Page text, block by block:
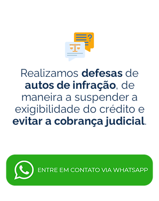
Realizamos defesasde
autos de infração, de
maneira a suspender a
exigibilidade do crédito e
evitar a cobrança judicial.